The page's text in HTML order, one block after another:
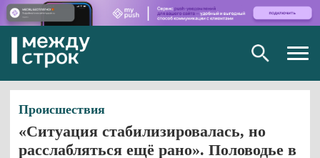
Происшествия
«Ситуация стабилизировалась, но
расслабляться ещё рано». Половодье в